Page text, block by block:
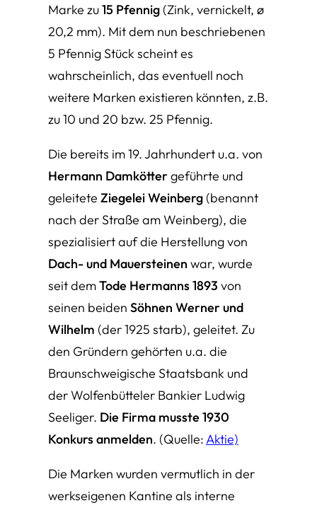
Marke zu15 Pfennig (Zink, vernickelt, ø
20,2 mm). Mit dem nun beschriebenen
5 Pfennig Stück scheint es
wahrscheinlich, das eventuell noch
weitere Marken existieren könnten, z.B.
zu 10 und 20 bzw. 25 Pfennig.
Die bereits im 19. Jahrhundert u.a. von
Hermann Damköttergeführte und
geleitete Ziegelei Weinberg (benannt
nach der Straße am Weinberg), die
spezialisiert auf die Herstellung von
Dach- und Mauersteinen war, wurde
seit demTode Hermanns 1893 von
seinen beiden Söhnen Werner und
Wilhelm (der 1925 starb), geleitet. Zu
den Gründern gehörten u.a. die
Braunschweigische Staatsbank und
der Wolfenbütteler Bankier Ludwig
Seeliger. Die Firma musste 1930
Konkurs anmelden. (Quelle:Aktie)
Die Marken wurden vermutlich in der
werkseigenen Kantine als interne